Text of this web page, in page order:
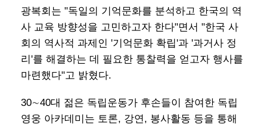
광복회는 "독일의 기억문화를 분석하고 한국의 역
사 교육 방향성을 고민하고자 한다"면서 "한국 사
회의 역사적 과제인 '기억문화 확립'과 '과거사 정
리'를 해결하는 데 필요한 통찰력을 얻고자 행사를
마련했다"고 밝혔다.
30∼40대 젊은 독립운동가 후손들이 참여한 독립
영웅 아카데미는 토론, 강연, 봉사활동 등을 통해